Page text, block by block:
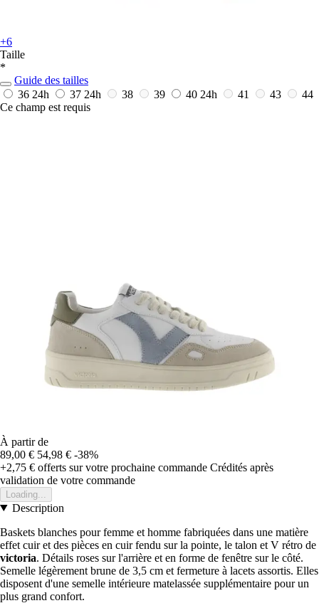
+6
Taille
*
Guide des tailles
36 24h 37 24h 38 39 40 24h 41 43
44
Ce champ est requis
À partir de
89,00 € 54,98 € -38%
+2,75 € offerts sur votre prochaine commande Crédités après
validation de votre commande
Loading...
Description
Baskets blanches pour femme et homme fabriquées dans une matière
effet cuir et des pièces en cuir fendu sur la pointe, le talon et V rétro de
victoria. Détails roses sur l'arrière et en forme de fenêtre sur le côté.
Semelle légèrement brune de 3,5 cm et fermeture à lacets assortis. Elles
disposent d'une semelle intérieure matelassée supplémentaire pour un
plus grand confort.